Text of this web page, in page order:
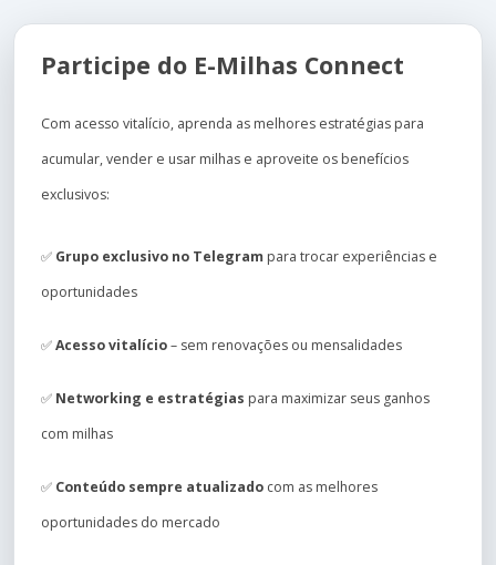
Participe do E-Milhas Connect
Com acesso vitalício, aprenda as melhores estratégias para
acumular, vender e usar milhas e aproveite os benefícios
exclusivos:
✅ Grupo exclusivo no Telegram para trocar experiências e
oportunidades
✅Acesso vitalício– sem renovações ou mensalidades
✅ Networking e estratégias para maximizar seus ganhos
com milhas
✅ Conteúdo sempre atualizado com as melhores
oportunidades do mercado